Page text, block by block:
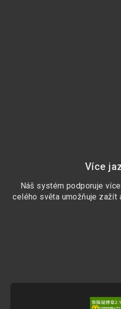
Více
Náš systém podporuje
celého světa umožňuje zažít